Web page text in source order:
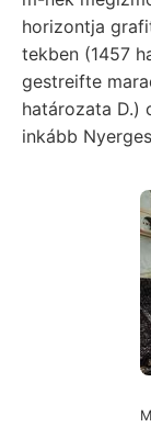
horizontja
tekben (1457
gestreifte
határozata D.)
inkább